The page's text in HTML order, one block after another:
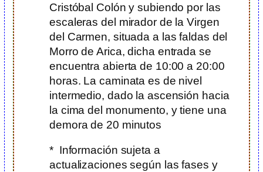
Cristóbal Colón y subiendo por las
escaleras del mirador de la Virgen
del Carmen, situada a las faldas del
Morro de Arica, dicha entrada se
encuentra abierta de 10:00 a 20:00
horas. La caminata es de nivel
intermedio, dado la ascensión hacia
la cima del monumento, y tiene una
demora de 20 minutos
* Información sujeta a
actualizaciones según las fases y